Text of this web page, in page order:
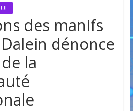
des manifs
Dalein dénonce
la